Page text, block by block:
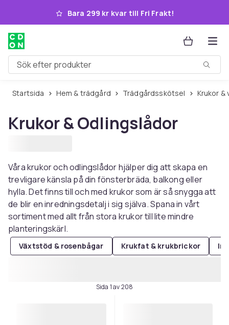
Hoppa till huvudinnehållet
Bara 299 kr kvar till Fri Frakt!
Sök efter produkter
Startsida Hem & trädgård Trädgårdsskötsel Krukor
Krukor & Odlingslådor
Våra krukor och odlingslådor hjälper dig att skapa en
trevligare känsla på din fönsterbräda, balkong eller
hylla. Det finns till och med krukor som är så snygga att
de blir en inredningsdetalj i sig själva. Spana in vårt
sortiment med allt från stora krukor till lite mindre
planteringskärl.
Växtstöd & rosenbågar Krukfat & krukbrickor
Sida 1 av 208